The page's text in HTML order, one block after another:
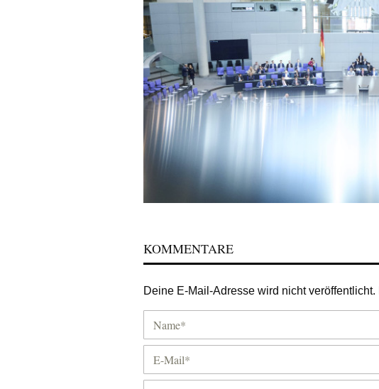
KOMMENTARE
Deine E-Mail-Adresse wird nicht veröffentlicht.